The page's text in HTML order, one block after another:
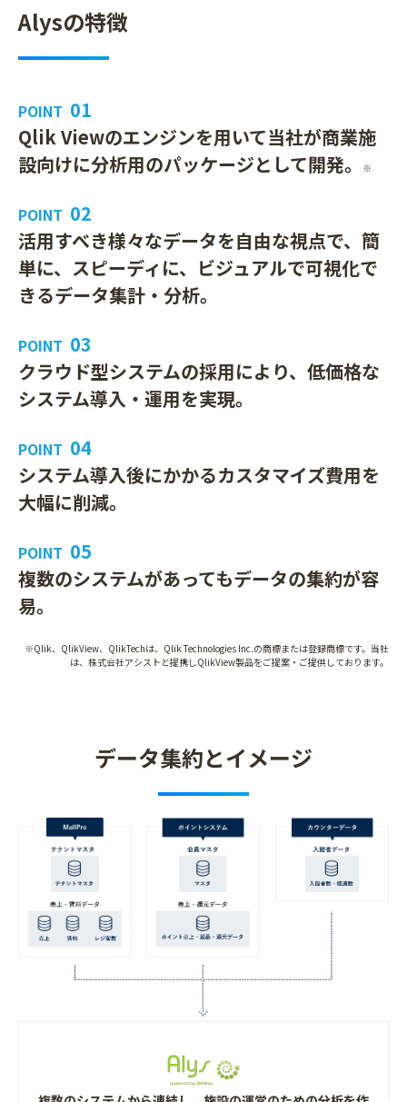
Alysの特徴
POINT 01
Qlik Viewのエンジンを用いて当社が商業施
設向けに分析用のパッケージとして開発。
※
POINT 02
活用すべき様々なデータを自由な視点で、簡
単に、スピーディに、ビジュアルで可視化で
きるデータ集計・分析。
POINT 03
クラウド型システムの採用により、低価格な
システム導入・運用を実現。
POINT 04
システム導入後にかかるカスタマイズ費用を
大幅に削減。
POINT 05
複数のシステムがあってもデータの集約が容
易。
※Qlik、QlikView、QlikTechは、Qlik Technologies Inc.の商標または登録商標です。当社
は、株式会社アシストと提携しQlikView製品をご提案・ご提供しております。
データ集約とイメージ